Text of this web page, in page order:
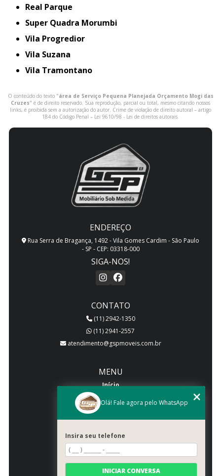
Real Parque
Super Quadra Morumbi
Vila Progredior
Vila Suzana
Vila Tramontano
O conteúdo do texto "área de Serviço Pequena Planejada Orçamento Mogi das
Cruzes" é de direito reservado. Sua reprodução, parcial ou total, mesmo citando nossos
links, é proibida sem a autorização do autor. Crime de violação de direito autoral – artigo
184 do Código Penal – Lei 9610/98 - Lei de direitos autorais.
ENDEREÇO
Rua Serra de Bragança, 1492 - Vila Gomes Cardim - São Paulo
- SP - CEP: 03318-000
SIGA-NOS!
CONTATO
(11) 2942-1350
(11) 2941-2557
atendimento@gspmoveis.com.br
MENU
Início
Quem somos
Galeria
Categorias
Contato
Olá! Fale agora pelo WhatsApp
Insira seu telefone
INICIAR CONVERSA